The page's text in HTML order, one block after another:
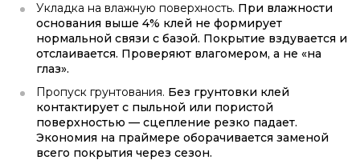
Укладка на влажную поверхность. При влажности
основания выше 4% клей не формирует
нормальной связи с базой. Покрытие вздувается и
отслаивается. Проверяют влагомером, а не «на
глаз».
Пропуск грунтования. Без грунтовки клей
контактирует с пыльной или пористой
поверхностью — сцепление резко падает.
Экономия на праймере оборачивается заменой
всего покрытия через сезон.